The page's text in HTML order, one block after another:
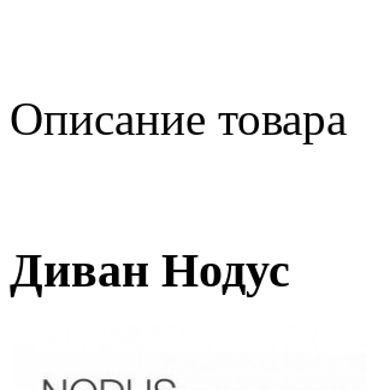
Описание товара
Диван Нодус